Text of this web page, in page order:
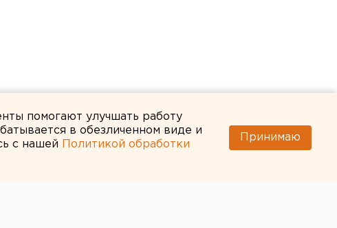
помогают улучшать работу
в обезличенном виде и
с нашей
Политикой обработки
Принимаю